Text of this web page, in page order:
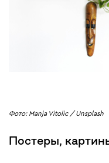
Фото: Manja Vitolic / Unsplash
Постеры,